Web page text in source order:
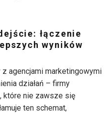
łączenie
wyników
z agencjami marketingowymi
działań – firmy
które nie zawsze się
ten schemat,